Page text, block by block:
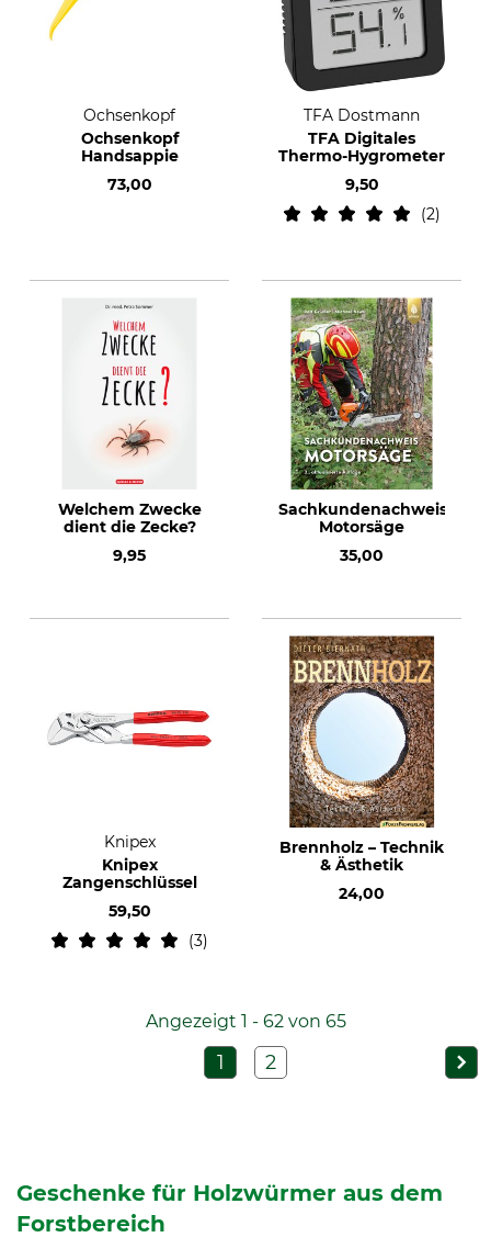
Ochsenkopf
Ochsenkopf
Handsappie
73,00
TFA Dostmann
TFA Digitales
Thermo-Hygrometer
9,50
2
Welchem Zwecke
dient die Zecke?
9,95
Sachkundenachweis
Motorsäge
35,00
Knipex
Knipex
Zangenschlüssel
59,50
3
Brennholz – Technik
& Ästhetik
24,00
Angezeigt 1 - 62 von 65
1 2
Geschenke für Holzwürmer aus dem
Forstbereich